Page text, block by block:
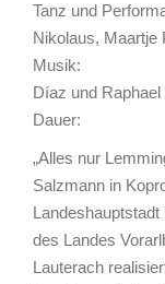
Tanz und
Nikolaus, Maartje
Musik: Das
Díaz und Raphael
Dauer: ca.
„Alles nur
Salzmann in
des Landes
Lauterach